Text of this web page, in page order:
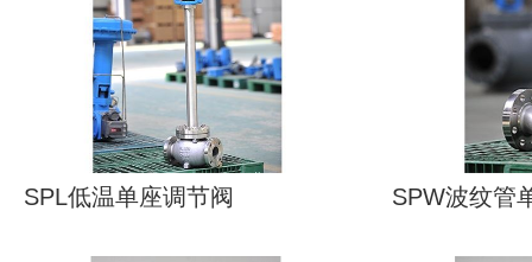
SPL低温单座调节阀 SPW波纹管